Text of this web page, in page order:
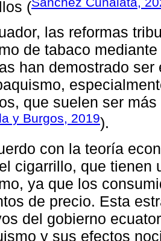
(
las reformas
de tabaco
han demostrado
que suelen ser
y Burgos, 2019).
con la teoría
cigarrillo, que tienen
ya que los
de precio. Esta
del gobierno
y sus efectos